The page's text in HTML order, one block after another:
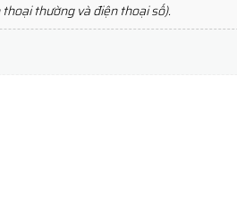
thường và điện thoại số).